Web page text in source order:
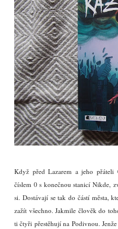
Když před Lazarem a jeho přáteli
číslem 0 s konečnou stanicí Nikde,
si. Dostávají se tak do částí města,
zažít všechno. Jakmile člověk do
ti čtyři přestěhují na Podivnou.